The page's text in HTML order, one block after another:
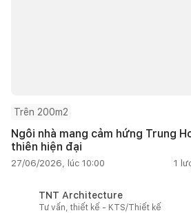
Trên 200m2
Ngôi nhà mang cảm hứng Trung
thiên hiện đại
27/06/2026, lúc 10:00 1
TNT Architecture
Tư vấn, thiết kế - KTS/Thiết kế